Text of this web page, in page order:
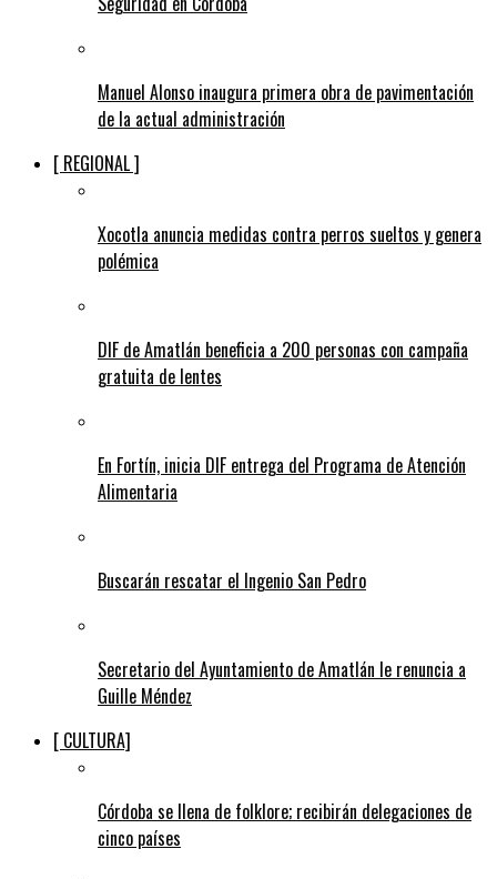
Manuel Alonso inaugura primera obra de pavimentación
de la actual administración
[ REGIONAL ]
Xocotla anuncia medidas contra perros sueltos y genera
polémica
DIF de Amatlán beneficia a 200 personas con campaña
gratuita de lentes
En Fortín, inicia DIF entrega del Programa de Atención
Alimentaria
Buscarán rescatar el Ingenio San Pedro
Secretario del Ayuntamiento de Amatlán le renuncia a
Guille Méndez
[ CULTURA]
Córdoba se llena de folklore; recibirán delegaciones de
cinco países